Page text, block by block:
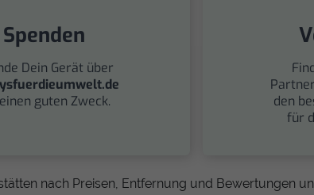
Spenden
Dein Gerät über
guten Zweck.
Partner
den
für
nach Preisen, Entfernung und Bewertungen